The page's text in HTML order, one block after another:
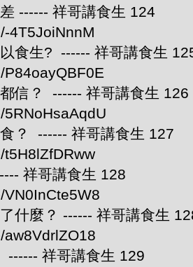
------ 祥哥講食生 124
4T5JoiNnnM
食生? ------ 祥哥講食生
信？ ------ 祥哥講食生 126
？ ------ 祥哥講食生 127
祥哥講食生 128
什麼？ ------ 祥哥講食生
------ 祥哥講食生 129